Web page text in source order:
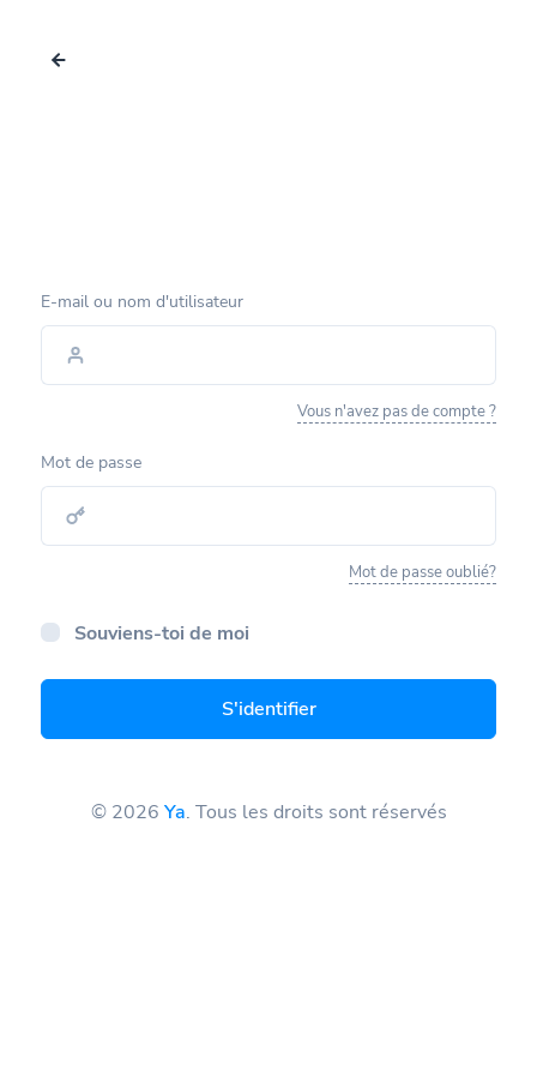
E-mail ou nom d'utilisateur
Vous n'avez pas de compte ?
Mot de passe
Mot de passe oublié?
Souviens-toi de moi
S'identifier
© 2026 Ya. Tous les droits sont réservés